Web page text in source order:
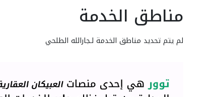
مناطق الخدمة
لم يتم تحديد مناطق الخدمة لـجارالله الطلحي